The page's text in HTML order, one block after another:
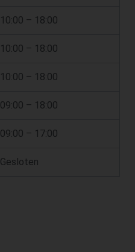
10:00 – 18:00
10:00 – 18:00
10:00 – 18:00
09:00 – 18:00
09:00 – 17:00
Gesloten